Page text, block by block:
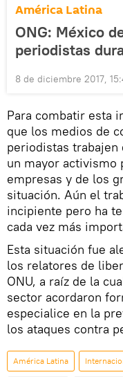
América Latina
ONG: México
periodistas
8 de diciembre 2017,
Para combatir esta
que los medios de
periodistas trabajen
un mayor activismo
empresas y de los
situación. Aún el
incipiente pero ha
cada vez más
Esta situación fue
los relatores de
ONU, a raíz de la
sector acordaron
especialice en la
los ataques contra
América Latina